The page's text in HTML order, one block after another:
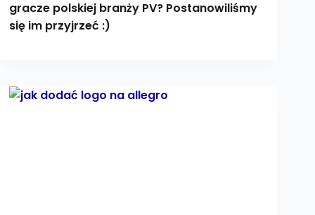
gracze polskiej branży PV? Postanowiliśmy
się im przyjrzeć :)